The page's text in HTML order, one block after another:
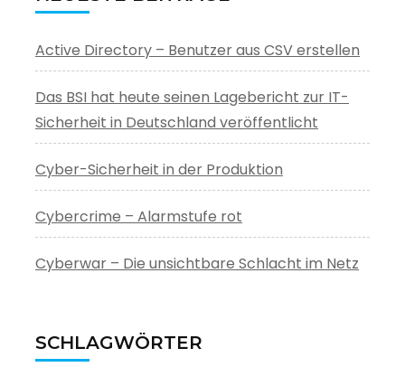
Active Directory – Benutzer aus CSV erstellen
Das BSI hat heute seinen Lagebericht zur IT-
Sicherheit in Deutschland veröffentlicht
Cyber-Sicherheit in der Produktion
Cybercrime – Alarmstufe rot
Cyberwar – Die unsichtbare Schlacht im Netz
SCHLAGWÖRTER